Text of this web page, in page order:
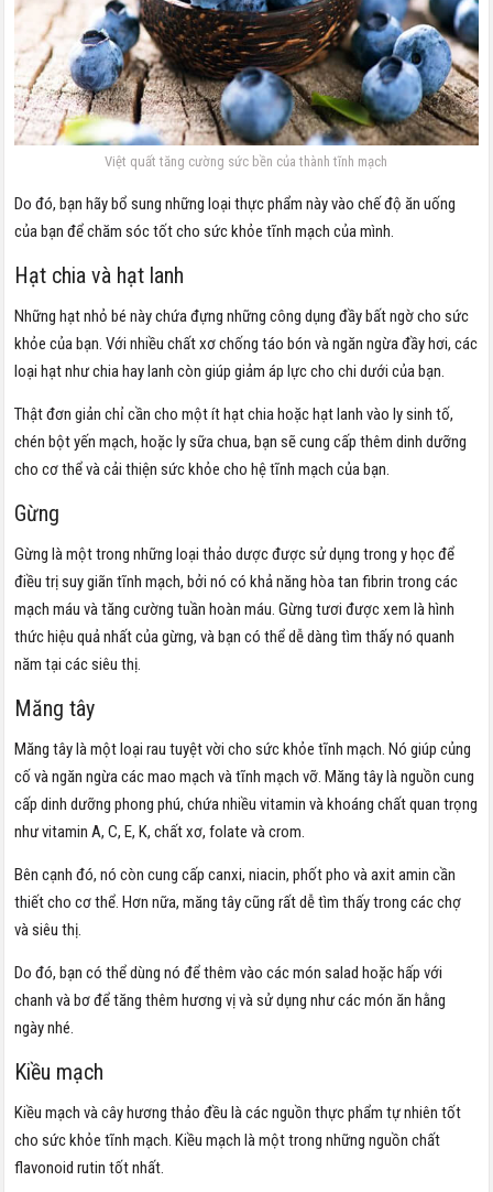
Việt quất tăng cường sức bền của thành tĩnh mạch
Do đó, bạn hãy bổ sung những loại thực phẩm này vào chế độ ăn uống
của bạn để chăm sóc tốt cho sức khỏe tĩnh mạch của mình.
Hạt chia và hạt lanh
Những hạt nhỏ bé này chứa đựng những công dụng đầy bất ngờ cho sức
khỏe của bạn. Với nhiều chất xơ chống táo bón và ngăn ngừa đầy hơi, các
loại hạt như chia hay lanh còn giúp giảm áp lực cho chi dưới của bạn.
Thật đơn giản chỉ cần cho một ít hạt chia hoặc hạt lanh vào ly sinh tố,
chén bột yến mạch, hoặc ly sữa chua, bạn sẽ cung cấp thêm dinh dưỡng
cho cơ thể và cải thiện sức khỏe cho hệ tĩnh mạch của bạn.
Gừng
Gừng là một trong những loại thảo dược được sử dụng trong y học để
điều trị suy giãn tĩnh mạch, bởi nó có khả năng hòa tan fibrin trong các
mạch máu và tăng cường tuần hoàn máu. Gừng tươi được xem là hình
thức hiệu quả nhất của gừng, và bạn có thể dễ dàng tìm thấy nó quanh
năm tại các siêu thị.
Măng tây
Măng tây là một loại rau tuyệt vời cho sức khỏe tĩnh mạch. Nó giúp củng
cố và ngăn ngừa các mao mạch và tĩnh mạch vỡ. Măng tây là nguồn cung
cấp dinh dưỡng phong phú, chứa nhiều vitamin và khoáng chất quan trọng
như vitamin A, C, E, K, chất xơ, folate và crom.
Bên cạnh đó, nó còn cung cấp canxi, niacin, phốt pho và axit amin cần
thiết cho cơ thể. Hơn nữa, măng tây cũng rất dễ tìm thấy trong các chợ
và siêu thị.
Do đó, bạn có thể dùng nó để thêm vào các món salad hoặc hấp với
chanh và bơ để tăng thêm hương vị và sử dụng như các món ăn hằng
ngày nhé.
Kiều mạch
Kiều mạch và cây hương thảo đều là các nguồn thực phẩm tự nhiên tốt
cho sức khỏe tĩnh mạch. Kiều mạch là một trong những nguồn chất
flavonoid rutin tốt nhất.